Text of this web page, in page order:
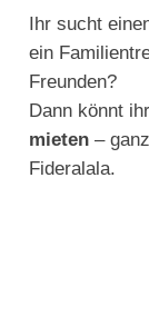
Ihr sucht
ein
Freunden?
Dann könnt
mieten–
Fideralala.